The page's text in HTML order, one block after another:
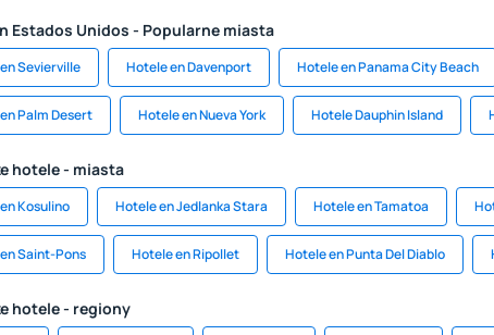
Estados Unidos - Popularne miasta
Sevierville Hotele en Davenport Hotele en Panama City Beach
Palm Desert Hotele en Nueva York Hotele Dauphin Island
hotele - miasta
Kosulino Hotele en Jedlanka Stara Hotele en Tamatoa
Saint-Pons Hotele en Ripollet Hotele en Punta Del Diablo
hotele - regiony